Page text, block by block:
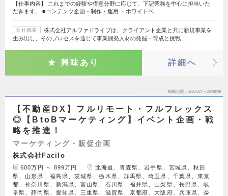
【仕事内容】 これまでの経験や得意分野に応じて、下記業務を中心に担当いた
だきます。 ■コンテンツ企画・制作・運用 ・ホワイトペ…
会社概要
株式会社アルファドライブは、クライアント企業と共に新規事業を
生み出し、そのプロセスを通じて事業開発人材の発掘・育成と挑戦…
興味あり 詳細へ
掲載期間 26/07/27～26/08/09
【不動産DX】フルリモート・フルフレックス
◎【BtoBマーケティング】イベント企画・戦
略を推進！
マーケティング・販促企画
株式会社Facilo
600万円 ～ 899万円
北海道、青森県、岩手県、宮城県、秋田
県、山形県、福島県、茨城県、栃木県、群馬県、埼玉県、千葉県、東京
都、神奈川県、新潟県、富山県、石川県、福井県、山梨県、長野県、岐
阜県、静岡県、愛知県、三重県、滋賀県、京都府、大阪府、兵庫県、奈